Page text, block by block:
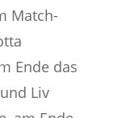
Match-
Ende das
Liv